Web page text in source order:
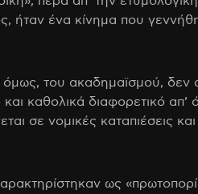
ήταν ένα κίνημα που
του ακαδημαϊσμού, δεν
καθολικά διαφορετικό απ’
σε νομικές καταπιέσεις
ως